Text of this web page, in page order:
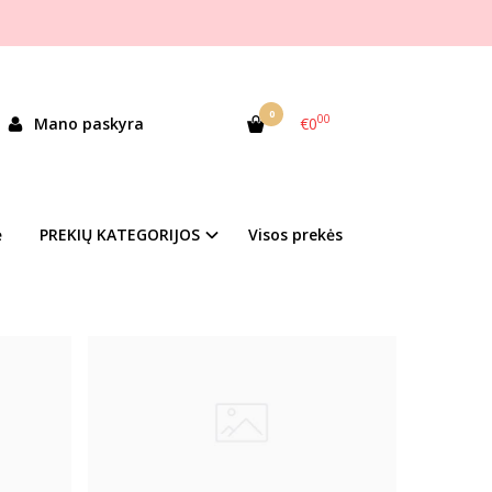
Mano paskyra 0 €000
PREKIŲ KATEGORIJOS Visos prekės